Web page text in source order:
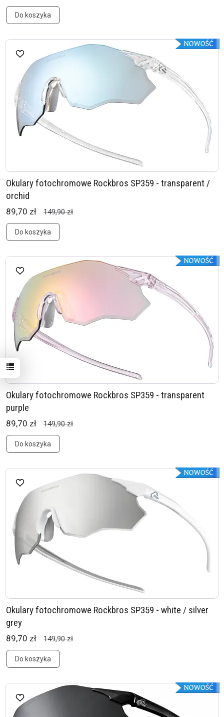
Do koszyka
Okulary fotochromowe Rockbros SP359 - transparent /
orchid
89,70 zł 149,90 zł
Do koszyka
Okulary fotochromowe Rockbros SP359 - transparent
purple
89,70 zł 149,90 zł
Do koszyka
Okulary fotochromowe Rockbros SP359 - white / silver
grey
89,70 zł 149,90 zł
Do koszyka